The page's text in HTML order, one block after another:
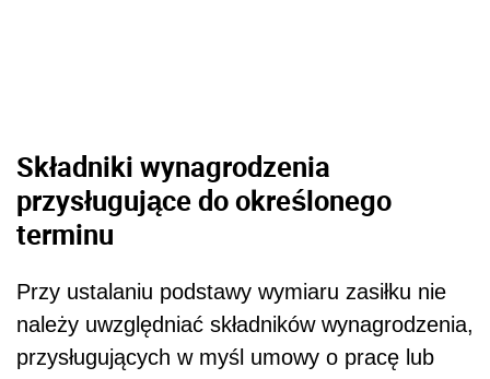
Składniki wynagrodzenia
przysługujące do określonego
terminu
Przy ustalaniu podstawy wymiaru zasiłku nie
należy uwzględniać składników wynagrodzenia,
przysługujących w myśl umowy o pracę lub